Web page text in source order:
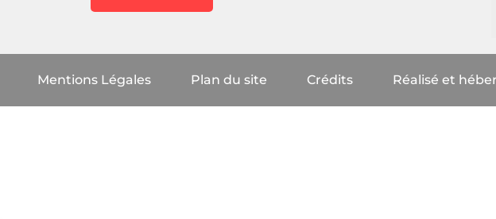
Mentions Légales Plan du site Crédits Réalisé et